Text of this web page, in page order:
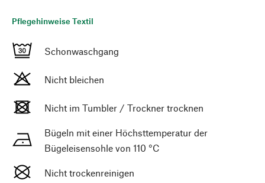
Pflegehinweise Textil
Schonwaschgang
Nicht bleichen
Nicht im Tumbler / Trockner trocknen
Bügeln mit einer Höchsttemperatur der
Bügeleisensohle von 110 °C
Nicht trockenreinigen